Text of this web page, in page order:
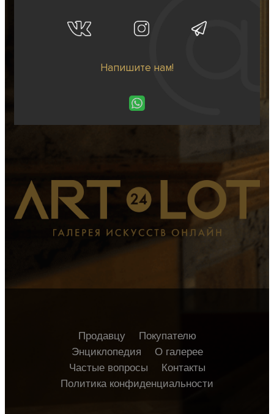
Напишите нам!
Продавцу
Покупателю
Энциклопедия
О галерее
Частые вопросы
Контакты
Политика конфиденциальности